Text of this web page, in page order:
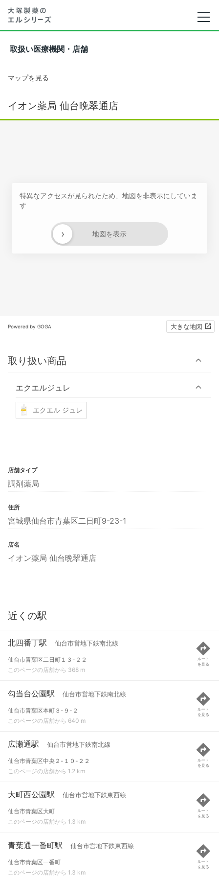
取扱い医療機関・店舗
マップを見る
イオン薬局 仙台晩翠通店
特異なアクセスが見られたため、地図を非表示にしていま
す
地図を表示
›
Powered by GOGA 大きな地図
取り扱い商品
エクエルジュレ
エクエル ジュレ
店舗タイプ
調剤薬局
住所
宮城県仙台市青葉区二日町9-23-1
店名
イオン薬局 仙台晩翠通店
近くの駅
北四番丁駅 仙台市営地下鉄南北線
仙台市青葉区二日町１３-２２
このページの店舗から 368 m
ルート
を見る
勾当台公園駅 仙台市営地下鉄南北線
仙台市青葉区本町３-９-２
このページの店舗から 640 m
ルート
を見る
広瀬通駅 仙台市営地下鉄南北線
仙台市青葉区中央２-１０-２２
このページの店舗から 1.2 km
ルート
を見る
大町西公園駅 仙台市営地下鉄東西線
仙台市青葉区大町
このページの店舗から 1.3 km
ルート
を見る
青葉通一番町駅 仙台市営地下鉄東西線
仙台市青葉区一番町
このページの店舗から 1.3 km
ルート
を見る